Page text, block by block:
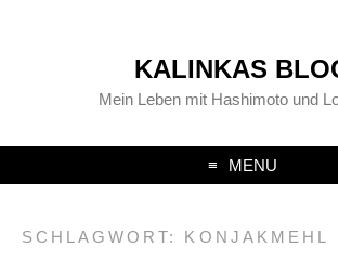
KALINKAS
Mein Leben mit Hashimoto und
MENU
SCHLAGWORT: KONJAKMEHL